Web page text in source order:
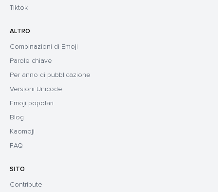
Tiktok
ALTRO
Combinazioni di Emoji
Parole chiave
Per anno di pubblicazione
Versioni Unicode
Emoji popolari
Blog
Kaomoji
FAQ
SITO
Contribute